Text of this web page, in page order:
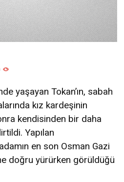
yaşayan Tokan’ın, sabah
kız kardeşinin
kendisinden bir daha
Yapılan
en son Osman Gazi
doğru yürürken görüldüğü